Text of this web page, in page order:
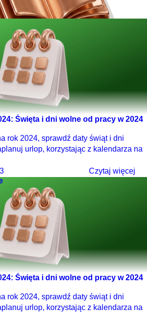
Święta i dni wolne od pracy w 2024
rok 2024, sprawdź daty świąt i dni
urlop, korzystając z kalendarza na
Czytaj więcej
Święta i dni wolne od pracy w 2024
rok 2024, sprawdź daty świąt i dni
urlop, korzystając z kalendarza na